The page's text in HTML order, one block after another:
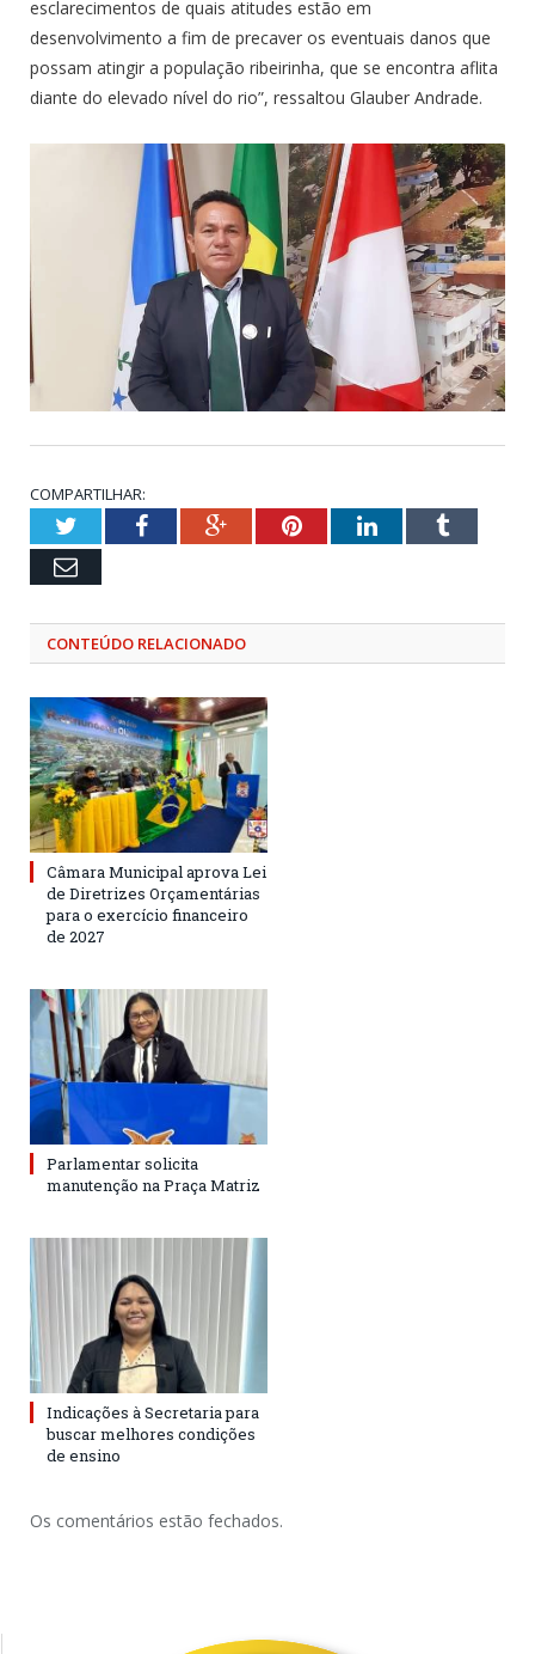
esclarecimentos de quais atitudes estão em
desenvolvimento a fim de precaver os eventuais danos que
possam atingir a população ribeirinha, que se encontra aflita
diante do elevado nível do rio”, ressaltou Glauber Andrade.
COMPARTILHAR:
TwitterFacebookGoogle+PinterestLinkedInTumblr
Email
CONTEÚDO RELACIONADO
Câmara Municipal aprova Lei
de Diretrizes Orçamentárias
para o exercício financeiro
de 2027
Parlamentar solicita
manutenção na Praça Matriz
Indicações à Secretaria para
buscar melhores condições
de ensino
Os comentários estão fechados.